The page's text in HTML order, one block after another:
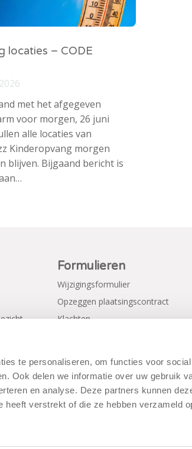
te personaliseren, om functies voor
Ook delen we informatie over uw gebruik
en analyse. Deze partners kunnen
heeft verstrekt of die ze hebben verzameld
locaties – CODE
met het afgegeven
voor morgen, 26 juni
alle locaties van
Kinderopvang morgen
blijven. Bijgaand bericht is
Formulieren
Wijzigingsformulier
Opzeggen plaatsingscontract
Klachten